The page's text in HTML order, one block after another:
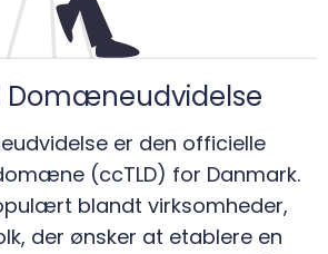
Domæneudvidelse
er den officielle
(ccTLD) for Danmark.
blandt virksomheder,
der ønsker at etablere en